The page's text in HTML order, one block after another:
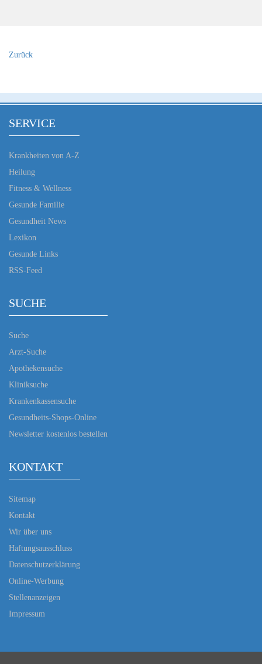
Zurück
SERVICE
Krankheiten von A-Z
Heilung
Fitness & Wellness
Gesunde Familie
Gesundheit News
Lexikon
Gesunde Links
RSS-Feed
SUCHE
Suche
Arzt-Suche
Apothekensuche
Kliniksuche
Krankenkassensuche
Gesundheits-Shops-Online
Newsletter kostenlos bestellen
KONTAKT
Sitemap
Kontakt
Wir über uns
Haftungsausschluss
Datenschutzerklärung
Online-Werbung
Stellenanzeigen
Impressum